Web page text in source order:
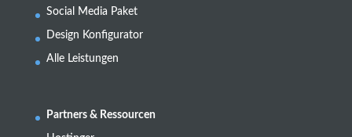
Social Media Paket
Design Konfigurator
Alle Leistungen
Partners & Ressourcen